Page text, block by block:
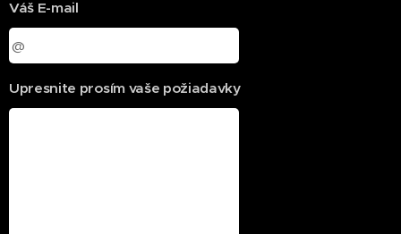
Váš E-mail
Upresnite prosím vaše požiadavky